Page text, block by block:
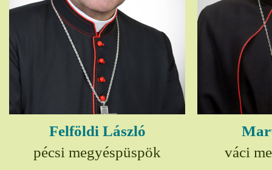
Felföldi László
pécsi megyéspüspök
váci